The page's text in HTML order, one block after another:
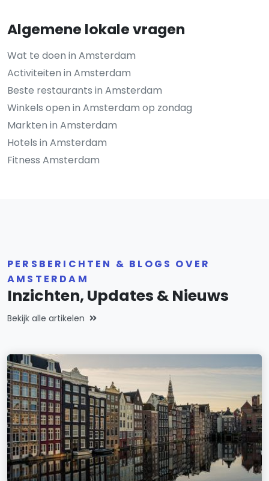
Algemene lokale vragen
Wat te doen in Amsterdam
Activiteiten in Amsterdam
Beste restaurants in Amsterdam
Winkels open in Amsterdam op zondag
Markten in Amsterdam
Hotels in Amsterdam
Fitness Amsterdam
PERSBERICHTEN & BLOGS OVER
AMSTERDAM
Inzichten, Updates & Nieuws
Bekijk alle artikelen